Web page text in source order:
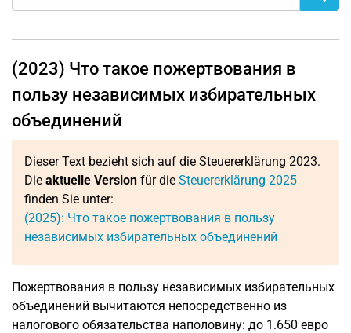
(2023) Что такое пожертвования в
пользу независимых избирательных
объединений
Dieser Text bezieht sich auf die Steuererklärung 2023.
Die aktuelle Version für die Steuererklärung 2025
finden Sie unter:
(2025): Что такое пожертвования в пользу
независимых избирательных объединений
Пожертвования в пользу независимых избирательных
объединений вычитаются непосредственно из
налогового обязательства наполовину: до 1.650 евро